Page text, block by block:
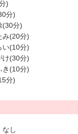
)
分)
(30分)
み(20分)
い(10分)
け(30分)
き(10分)
分)
なし